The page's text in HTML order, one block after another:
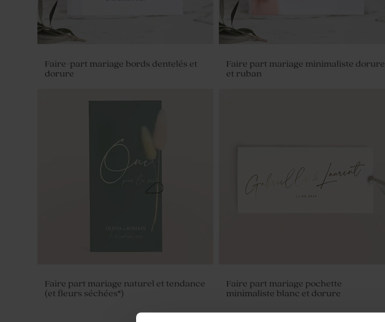
Faire-part mariage bords dentelés et
dorure
Faire part mariage minimaliste dorure
et ruban
Faire part mariage naturel et tendance
(et fleurs séchées*)
Faire part mariage pochette
minimaliste blanc et dorure